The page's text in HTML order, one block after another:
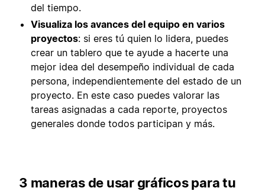
del tiempo.
Visualiza los avances del equipo en varios
proyectos: si eres tú quien lo lidera, puedes
crear un tablero que te ayude a hacerte una
mejor idea del desempeño individual de cada
persona, independientemente del estado de un
proyecto. En este caso puedes valorar las
tareas asignadas a cada reporte, proyectos
generales donde todos participan y más.
3 maneras de usar gráficos para tu